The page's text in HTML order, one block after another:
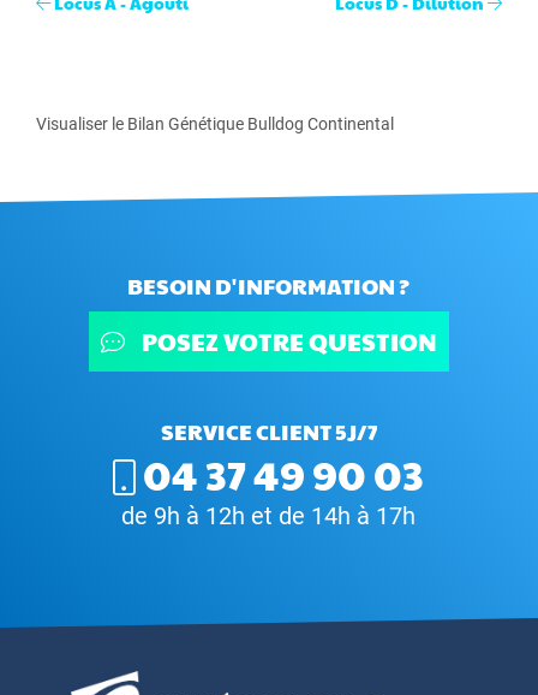
Visualiser le Bilan Génétique Bulldog Continental
BESOIN D'INFORMATION ?
POSEZ VOTRE QUESTION
SERVICE CLIENT 5J/7
04 37 49 90 03
de 9h à 12h et de 14h à 17h